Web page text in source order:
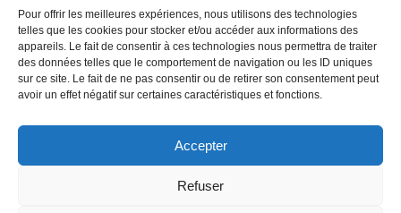
Pour offrir les meilleures expériences, nous utilisons des technologies
telles que les cookies pour stocker et/ou accéder aux informations des
appareils. Le fait de consentir à ces technologies nous permettra de traiter
des données telles que le comportement de navigation ou les ID uniques
sur ce site. Le fait de ne pas consentir ou de retirer son consentement peut
avoir un effet négatif sur certaines caractéristiques et fonctions.
Accepter
Refuser
Conditions générales
Mentions légales
Où Me Trouver ?